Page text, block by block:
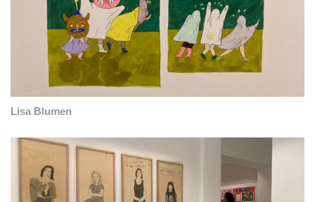
Lisa Blumen